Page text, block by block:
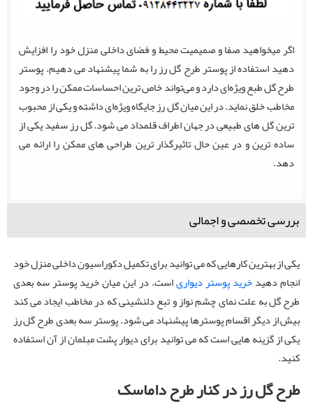
اگر میخواهید صفا و صمیمیت محیط و فضای داخلی منزل خود را افزایش
دهید استفاده از پوستر طرح گل رز را به شما پیشنهاد می دهیم. پوستر
طرح گل طبع ویژه‌ای دارد و می‌تواند خاص ترین احساسات ممکن را در وجود
مخاطب خلق نماید. در این میان گل رز جایگاه ویژه‌ای داشته و یکی از محبوب
ترین گل های طبیعی در جهان اطراف قلمداد می شود. گل رز سفید یکی از
ساده ترین و در عین حال تاثیرگذار ترین طراحی های ممکن را ارائه می
دهد.
بررسی تخصصی و اجمالی
یکی از بهترین کارهایی که می توانید برای تکمیل دکوراسیون داخلی منزل خود
انجام دهیدخرید پوستر دیواریاست. در این میان خرید پوستر سه بعدی
طرح گل به علت نمای چشم نواز و تبع دلنشینی که در مخاطب ایجاد می کند
بیش از دیگر اقسام پوسترها پیشنهاد می شود. پوستر سه بعدی طرح گل رز
یکی از گزینه هایی است که می توانید برای دیوار پشت مبلمان از آن استفاده
کنید.
طرح گل رز در کنار طرح داماسک